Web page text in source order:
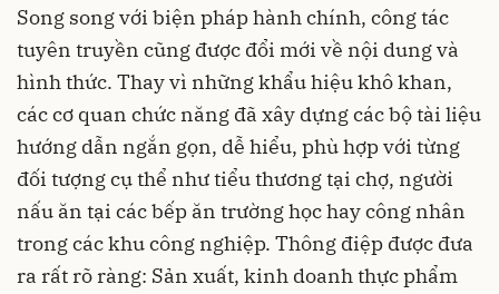
Song song với biện pháp hành chính, công tác
tuyên truyền cũng được đổi mới về nội dung và
hình thức. Thay vì những khẩu hiệu khô khan,
các cơ quan chức năng đã xây dựng các bộ tài liệu
hướng dẫn ngắn gọn, dễ hiểu, phù hợp với từng
đối tượng cụ thể như tiểu thương tại chợ, người
nấu ăn tại các bếp ăn trường học hay công nhân
trong các khu công nghiệp. Thông điệp được đưa
ra rất rõ ràng: Sản xuất, kinh doanh thực phẩm